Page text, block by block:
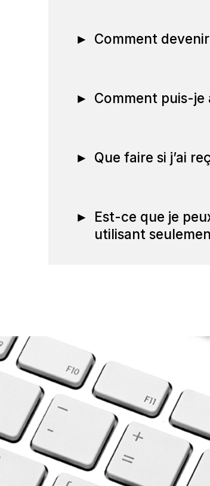
► Comment
► Comment puis-je
► Que faire si j’ai
► Est-ce que je
utilisant